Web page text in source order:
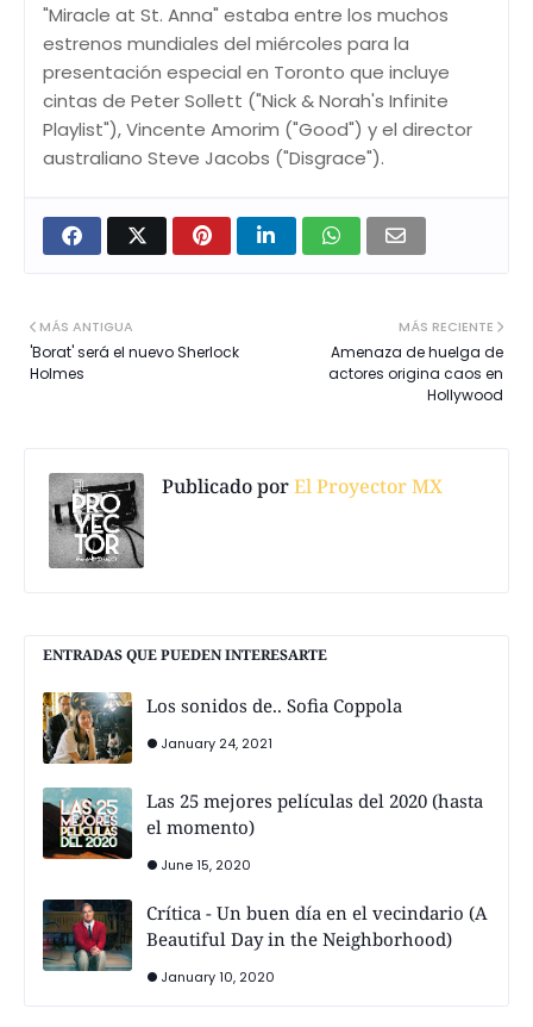
"Miracle at St. Anna" estaba entre los muchos
estrenos mundiales del miércoles para la
presentación especial en Toronto que incluye
cintas de Peter Sollett ("Nick & Norah's Infinite
Playlist"), Vincente Amorim ("Good") y el director
australiano Steve Jacobs ("Disgrace").
MÁS RECIENTE
Amenaza de huelga de
actores origina caos en
Hollywood
MÁS ANTIGUA
'Borat' será el nuevo Sherlock
Holmes
Publicado porEl Proyector MX
ENTRADAS QUE PUEDEN INTERESARTE
Los sonidos de.. Sofia Coppola
January 24, 2021
Las 25 mejores películas del 2020 (hasta
el momento)
June 15, 2020
Crítica - Un buen día en el vecindario (A
Beautiful Day in the Neighborhood)
January 10, 2020